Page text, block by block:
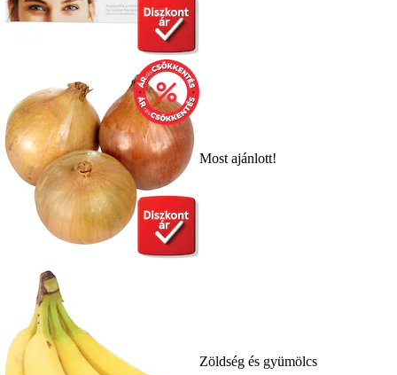
Most ajánlott!
Zöldség és gyümölcs